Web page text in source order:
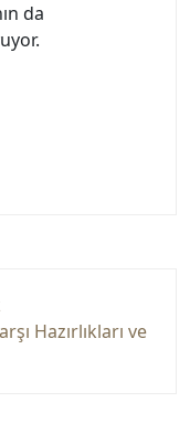
da
Hazırlıkları ve